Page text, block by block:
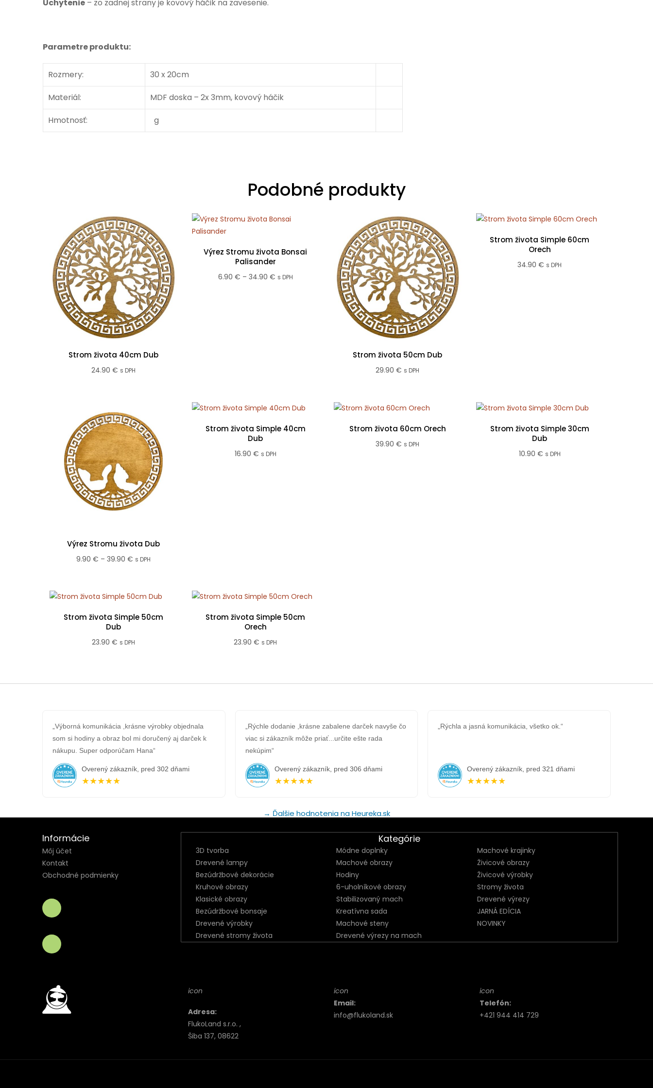
Uchytenie – zo zadnej strany je kovový háčik na zavesenie.
Parametre produktu:
Rozmery: 30 x 20cm
Materiál: MDF doska – 2x 3mm, kovový háčik
Hmotnosť: g
Podobné produkty
Strom života 40cm Dub
24.90 € s DPH
Výrez Stromu života Bonsai
Palisander
6.90 € – 34.90 €Price
s DPH
Strom života 50cm Dub
29.90€ s DPH
Strom života Simple 60cm
Orech
34.90€ s DPH
Výrez Stromu života Dub
9.90 € – 39.90 €Price
through
39.90 €
s DPH
Strom života Simple 40cm
Dub
16.90 € s DPH
Strom života 60cm Orech
39.90€ s DPH
Strom života Simple 30cm
Dub
10.90 € s DPH
Strom života Simple 50cm
Dub
23.90 € s DPH
Strom života Simple 50cm
Orech
23.90€ s DPH
„Výborná komunikácia ,krásne výrobky objednala
som si hodiny a obraz bol mi doručený aj darček k
nákupu. Super odporúčam Hana“
Overený zákazník, pred 302 dňami
★★★★★
„Rýchle dodanie ,krásne zabalene darček navyše čo
viac si zákazník môže priať...určite ešte rada
nekúpim“
Overený zákazník, pred 306 dňami
★★★★★
„Rýchla a jasná komunikácia, všetko ok.“
Overený zákazník, pred 321 dňami
★★★★★
→ Ďalšie hodnotenia na Heureka.sk
Informácie
Môj účet
Kontakt
Obchodné podmienky
Kategórie
3D tvorba Módne doplnky
Machové krajinky
Drevené lampy
Machové obrazy
Živicové obrazy
Bezúdržbové dekorácie
Hodiny
Živicové výrobky
Kruhové obrazy
6-uholníkové obrazy
Stromy života
Klasické obrazy
Stabilizovaný mach
Drevené výrezy
Bezúdržbové bonsaje
Kreatívna sada
JARNÁ EDÍCIA
Drevené výrobky
Machové steny
NOVINKY
Drevené stromy života
Drevené výrezy na mach
icon
Adresa:
FlukoLand s.r.o. ,
Šiba 137, 08622
icon
Email:
info@flukoland.sk
icon
Telefón:
+421 944 414 729